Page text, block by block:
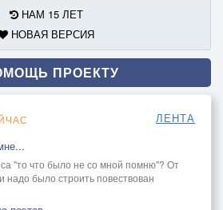
НАМ 15 ЛЕТ
НОВАЯ ВЕРСИЯ
ПРОЕКТУ
ЛЕНТА
"то что было не со мной помню"? От
надо было строить повествован